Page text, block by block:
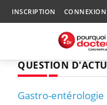
INSCRIPTION CONNEXION
QUESTION D'ACTU
Gastro-entérologie